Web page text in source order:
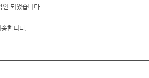
되었습니다.
합니다.